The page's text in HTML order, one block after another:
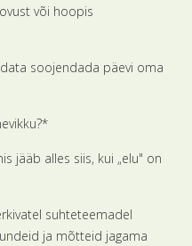
või hoopis
soojendada päevi oma
jääb alles siis, kui „elu" on
suhteteemadel
ja mõtteid jagama